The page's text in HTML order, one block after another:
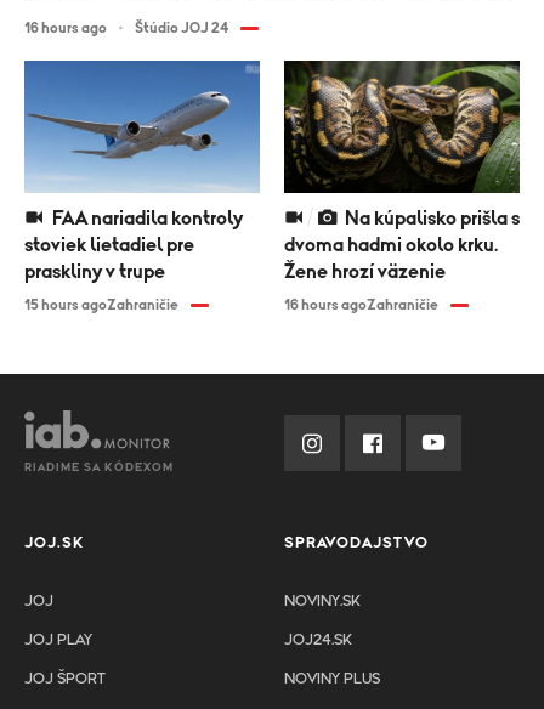
stoviek lietadiel pre
praskliny v trupe
15 hours agoZahraničie
dvoma hadmi okolo krku.
Žene hrozí väzenie
16 hours agoZahraničie
16 hours ago Štúdio JOJ 24
RIADIME SA KÓDEXOM
JOJ.SK
JOJ
JOJ PLAY
JOJ ŠPORT
SPRAVODAJSTVO
NOVINY.SK
JOJ24.SK
NOVINY PLUS